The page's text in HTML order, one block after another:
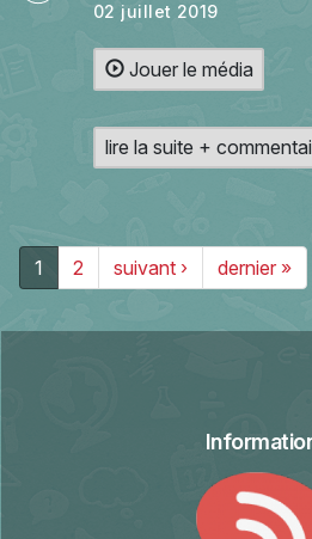
02 juillet 2019
Jouer le média
lire la suite +
1 2 suivant › dernier »